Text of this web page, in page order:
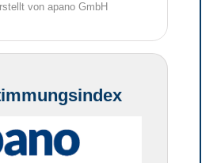
von apano GmbH